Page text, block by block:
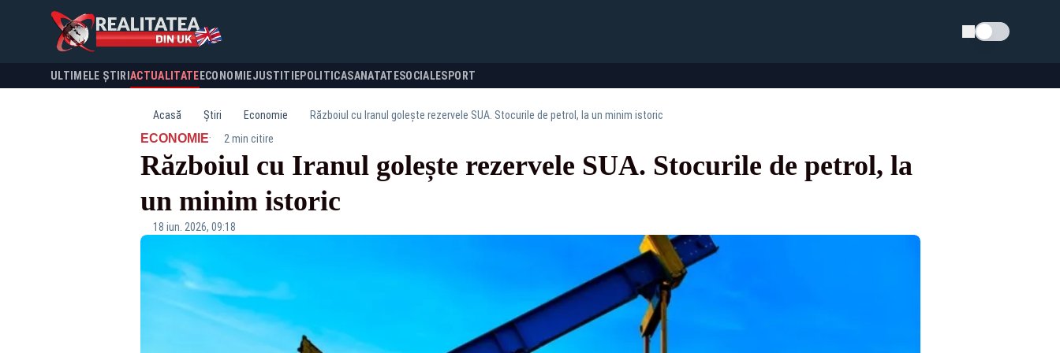
Schimba tema
ULTIMELE ȘTIRI ACTUALITATE ECONOMIEJUSTITIEPOLITICASANATATESOCIALESPORT
Acasă Știri Economie Războiul cu Iranul golește rezervele SUA. Stocurile de petrol, la un minim istoric
ECONOMIE· 2 min citire
Războiul cu Iranul golește rezervele SUA. Stocurile de petrol, la
un minim istoric
18 iun. 2026, 09:18